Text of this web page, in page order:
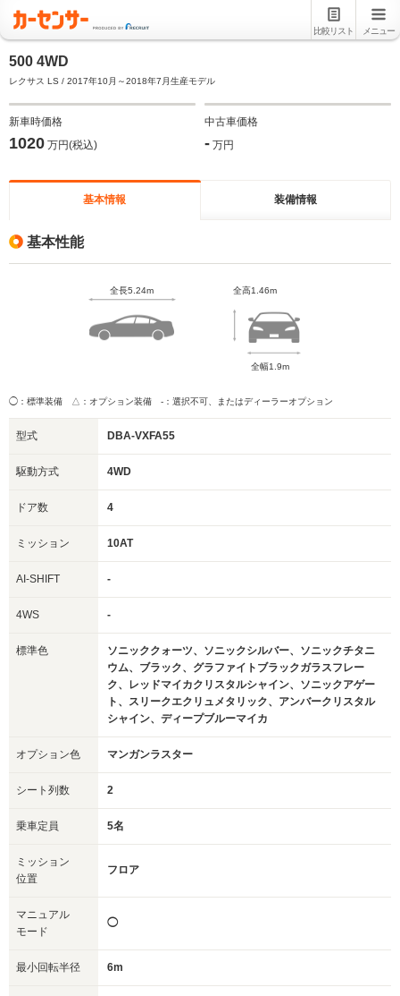
比較リスト メニュー
500 4WD
レクサス LS / 2017年10月～2018年7月生産モデル
新車時価格
1020 万円(税込)
中古車価格
- 万円
基本情報 装備情報
基本性能
全長5.24m 全高1.46m
全幅1.9m
◯：標準装備 △：オプション装備 -：選択不可、またはディーラーオプション
型式 DBA-VXFA55
駆動方式 4WD
ドア数 4
ミッション 10AT
AI-SHIFT -
4WS -
標準色
ソニッククォーツ、ソニックシルバー、ソニックチタニ
ウム、ブラック、グラファイトブラックガラスフレー
ク、レッドマイカクリスタルシャイン、ソニックアゲー
ト、スリークエクリュメタリック、アンバークリスタル
シャイン、ディープブルーマイカ
オプション色 マンガンラスター
シート列数 2
乗車定員 5名
ミッション
位置
フロア
マニュアル
モード
◯
最小回転半径 6m